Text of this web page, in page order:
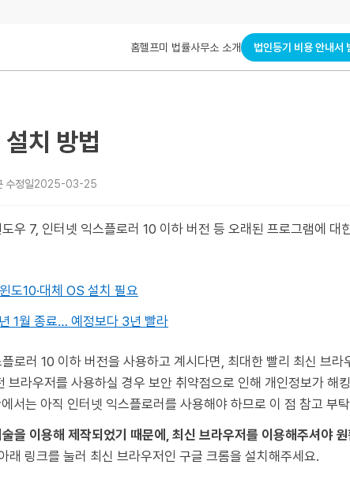
홈헬프미 법률사무소 소개 법인등기 비용 안내서
치 방법
수정일2025-03-25
우 7, 인터넷 익스플로러 10 이하 버전 등 오래된 프로그램에 대
도10·대체 OS 설치 필요
1월 종료… 예정보다 3년 빨라
로러 10 이하 버전을 사용하고 계시다면, 최대한 빨리 최신 브라
브라우저를 사용하실 경우 보안 취약점으로 인해 개인정보가 해
서는 아직 인터넷 익스플로러를 사용해야 하므로 이 점 참고 부
을 이용해 제작되었기 때문에, 최신 브라우저를 이용해주셔야
래 링크를 눌러 최신 브라우저인 구글 크롬을 설치해주세요.